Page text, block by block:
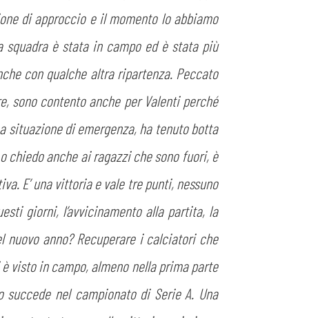
di approccio e il momento lo abbiamo
squadra è stata in campo ed è stata più
con qualche altra ripartenza. Peccato
sono contento anche per Valenti perché
situazione di emergenza, ha tenuto botta
chiedo anche ai ragazzi che sono fuori, è
E’ una vittoria e vale tre punti, nessuno
giorni, l’avvicinamento alla partita, la
anno? Recuperare i calciatori che
visto in campo, almeno nella prima parte
nel campionato di Serie A. Una